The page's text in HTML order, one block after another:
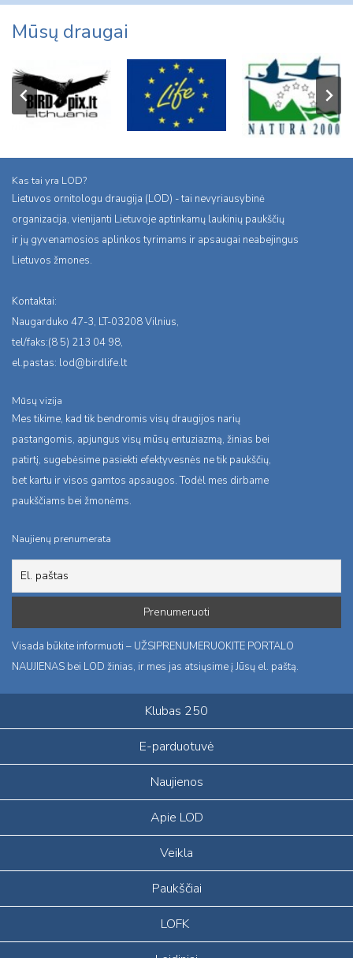
Mūsų draugai
Kas tai yra LOD?
Lietuvos ornitologu draugija (LOD) - tai nevyriausybinė
organizacija, vienijanti Lietuvoje aptinkamų laukinių paukščių
ir jų gyvenamosios aplinkos tyrimams ir apsaugai neabejingus
Lietuvos žmones.
Kontaktai:
Naugarduko 47-3, LT-03208 Vilnius,
tel/faks:(8 5) 213 04 98,
el.pastas: lod@birdlife.lt
Mūsų vizija
Mes tikime, kad tik bendromis visų draugijos narių
pastangomis, apjungus visų mūsų entuziazmą, žinias bei
patirtį, sugebėsime pasiekti efektyvesnės ne tik paukščių,
bet kartu ir visos gamtos apsaugos. Todėl mes dirbame
paukščiams bei žmonėms.
Naujienų prenumerata
Visada būkite informuoti – UŽSIPRENUMERUOKITE PORTALO
NAUJIENAS bei LOD žinias, ir mes jas atsiųsime į Jūsų el. paštą.
Klubas 250
E-parduotuvė
Naujienos
Apie LOD
Veikla
Paukščiai
LOFK